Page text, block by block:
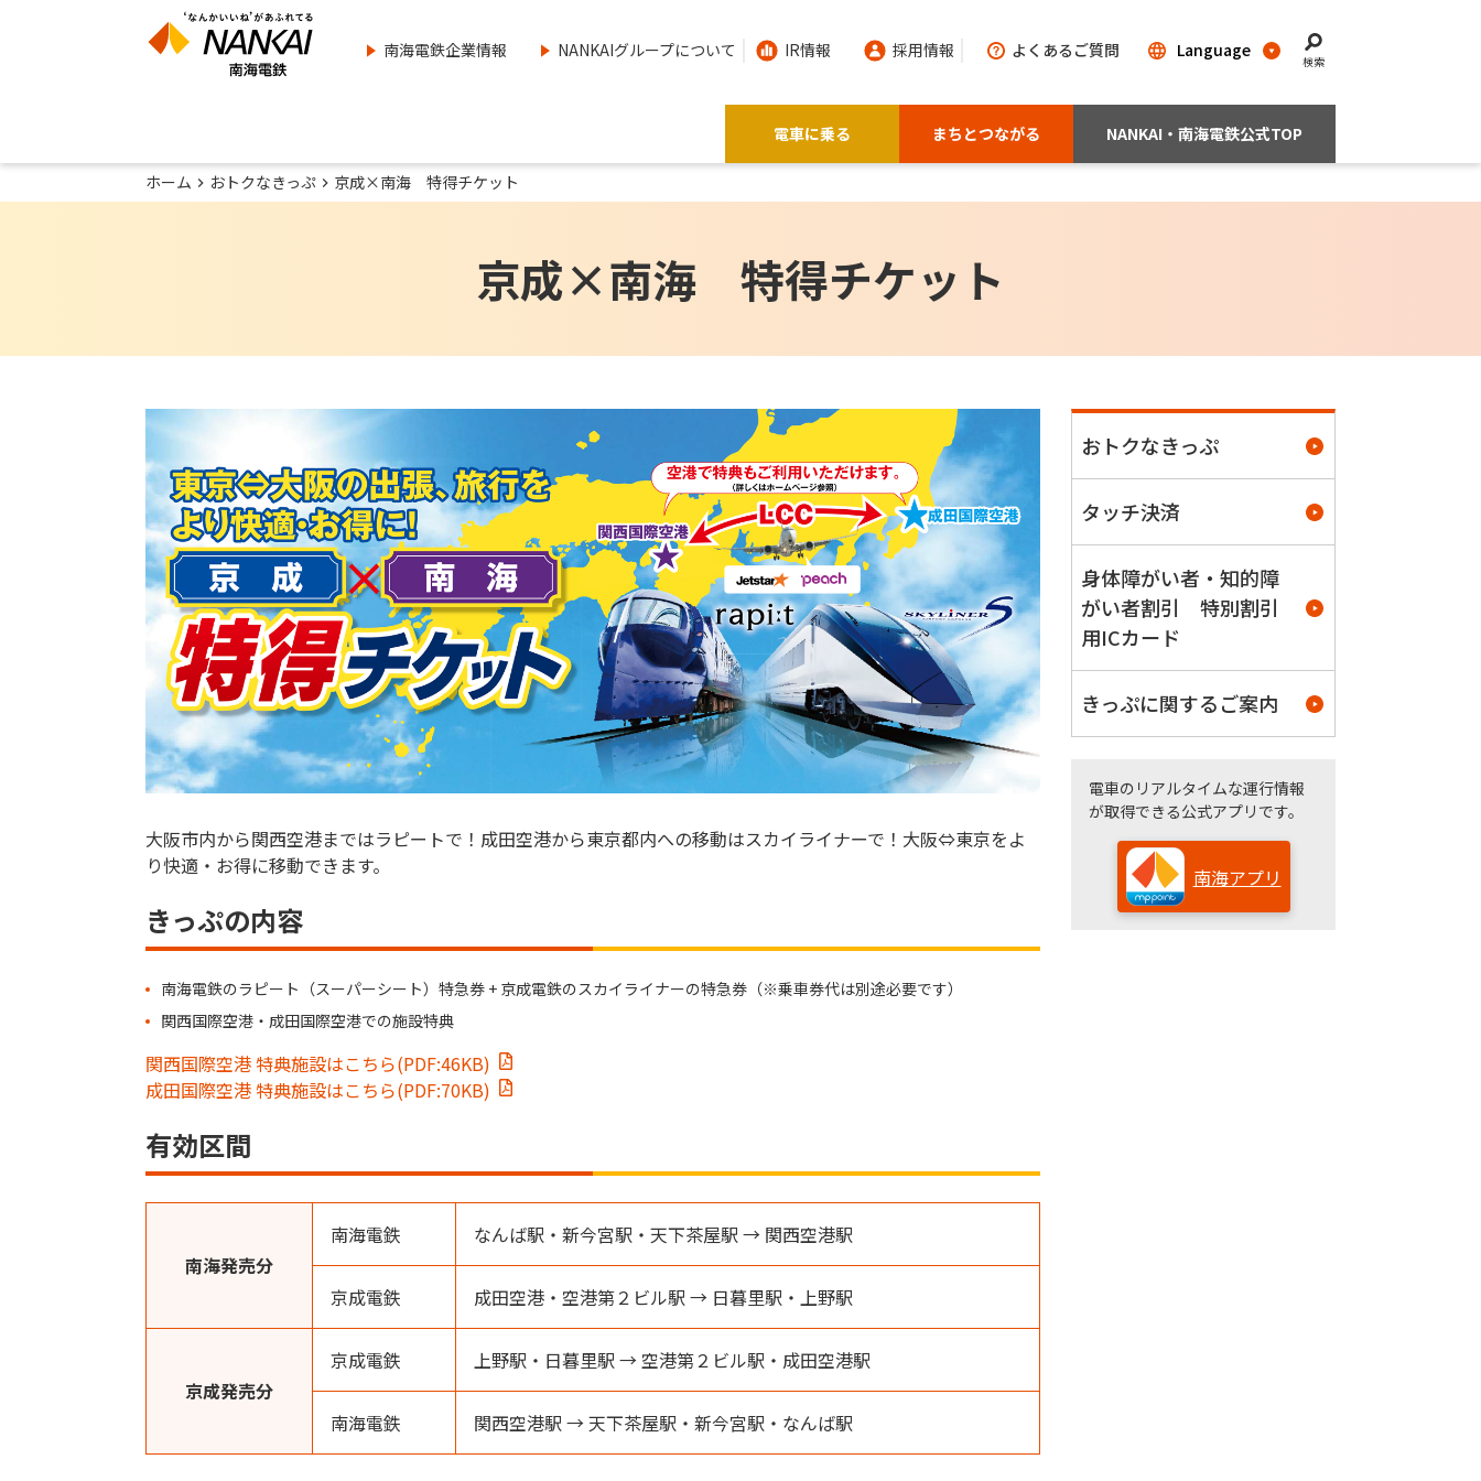
南海電鉄企業情報 NANKAIグループについて IR情報 採用情報 よくあるご質問
検索
電車に乗る まちとつながる NANKAI・南海電鉄公式TOP
ホーム おトクなきっぷ 京成×南海 特得チケット
京成×南海 特得チケット
大阪市内から関西空港まではラピートで！成田空港から東京都内への移動はスカイライナーで！大阪⇔東京をよ
り快適・お得に移動できます。
きっぷの内容
南海電鉄のラピート（スーパーシート）特急券 + 京成電鉄のスカイライナーの特急券（※乗車券代は別途必要です）
関西国際空港・成田国際空港での施設特典
関西国際空港 特典施設はこちら(PDF:46KB)
成田国際空港 特典施設はこちら(PDF:70KB)
有効区間
南海発売分
南海電鉄 なんば駅・新今宮駅・天下茶屋駅 → 関西空港駅
京成電鉄 成田空港・空港第２ビル駅 → 日暮里駅・上野駅
京成発売分
京成電鉄 上野駅・日暮里駅 → 空港第２ビル駅・成田空港駅
南海電鉄 関西空港駅 → 天下茶屋駅・新今宮駅・なんば駅
おトクなきっぷ
タッチ決済
身体障がい者・知的障
がい者割引 特別割引
用ICカード
きっぷに関するご案内
電車のリアルタイムな運行情報
が取得できる公式アプリです。
南海アプリ